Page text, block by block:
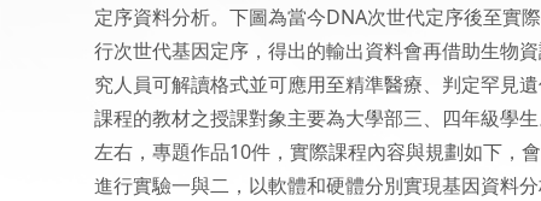
定序資料分析。下圖為當今DNA次世代定序後至實
行次世代基因定序，得出的輸出資料會再借助生物
究人員可解讀格式並可應用至精準醫療、判定罕見
課程的教材之授課對象主要為大學部三、四年級學
左右，專題作品10件，實際課程內容與規劃如下，
進行實驗一與二，以軟體和硬體分別實現基因資料